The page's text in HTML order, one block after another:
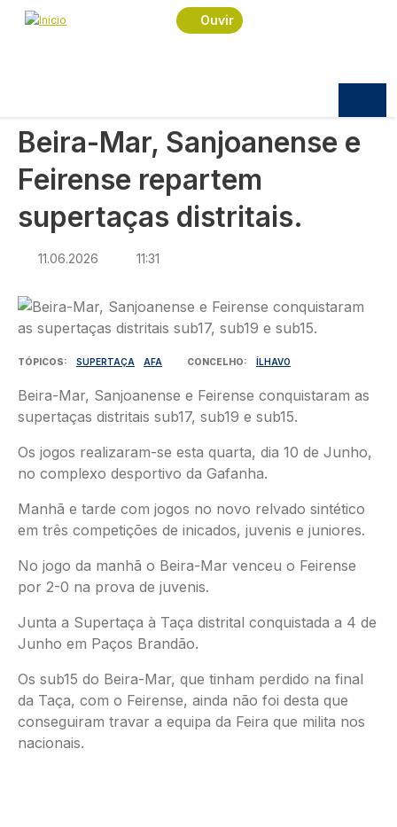
Passar para o conteúdo principal
Ouvir
Navegação estrutural
Início
Desporto
Beira-Mar, Sanjoanense e Feirense repartem
Beira-Mar, Sanjoanense e
Feirense repartem
supertaças distritais.
11.06.2026 11:31
Imagem
TÓPICOS SUPERTAÇA AFA CONCELHO ÍLHAVO
Beira-Mar, Sanjoanense e Feirense conquistaram as
supertaças distritais sub17, sub19 e sub15.
Os jogos realizaram-se esta quarta, dia 10 de Junho,
no complexo desportivo da Gafanha.
Manhã e tarde com jogos no novo relvado sintético
em três competições de inicados, juvenis e juniores.
No jogo da manhã o Beira-Mar venceu o Feirense
por 2-0 na prova de juvenis.
Junta a Supertaça à Taça distrital conquistada a 4 de
Junho em Paços Brandão.
Os sub15 do Beira-Mar, que tinham perdido na final
da Taça, com o Feirense, ainda não foi desta que
conseguiram travar a equipa da Feira que milita nos
nacionais.